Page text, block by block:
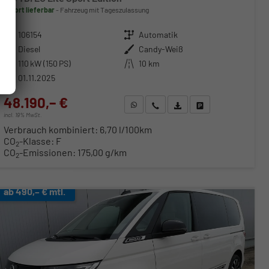
sofort lieferbar Fahrzeug mit Tageszulassung
106154 Getriebe Automatik
Diesel Außenfarbe Candy-Weiß
110 kW (150 PS) Kilometerstand 10 km
01.11.2025
48.190,– €
incl. 19% MwSt.
WhatsApp anfragen
Wir rufen Sie anFahrzeugexposé (PDF)
Fahrzeug parken
Verbrauch kombiniert: 6,70 l/100km
CO2-Klasse: F
CO2-Emissionen: 175,00 g/km
ab 490,– € mtl.